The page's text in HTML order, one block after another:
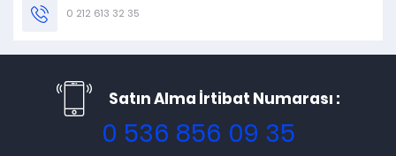
0 212 613 32 35
Satın Alma İrtibat Numarası :
0 536 856 09 35